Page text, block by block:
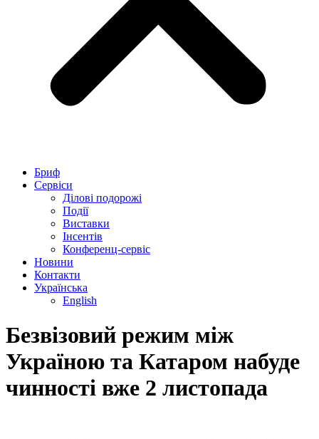
Бриф
Сервіси
Ділові подорожі
Події
Виставки
Інсентів
Конференц-сервіс
Новини
Контакти
Українська
English
Безвізовий режим між
Україною та Катаром набуде
чинності вже 2 листопада